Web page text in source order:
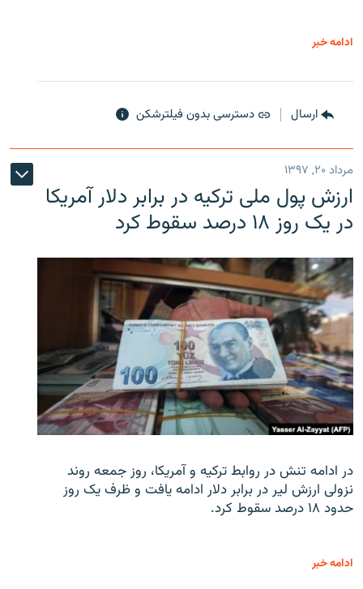
ادامه خبر
ارسال دسترسی بدون فیلترشکن
مرداد ۲۰, ۱۳۹۷
ارزش پول ملی ترکیه در برابر دلار آمریکا
در یک روز ۱۸ درصد سقوط کرد
در ادامه تنش در روابط ترکیه و آمریکا، روز جمعه روند
نزولی ارزش لیر در برابر دلار ادامه یافت و ظرف یک روز
حدود ۱۸ درصد سقوط کرد.
ادامه خبر